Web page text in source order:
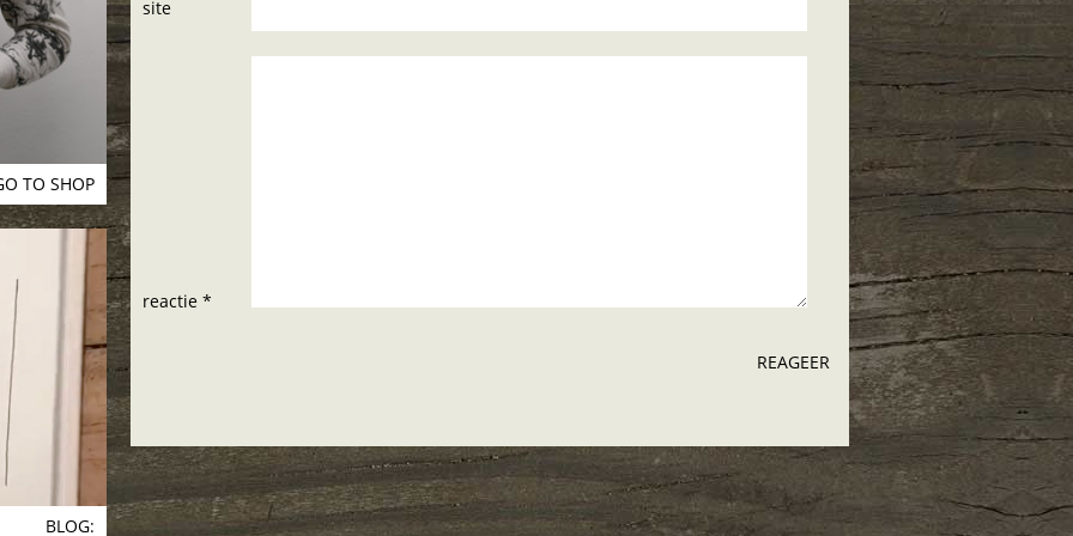
TO SHOP
BLOG:
site
reactie *
REAGEER